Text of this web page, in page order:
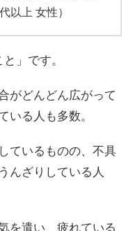
以上 女性）
」です。
がどんどん広がって
いる人も多数。
ているものの、不具
んざりしている人
を遣い、疲れている